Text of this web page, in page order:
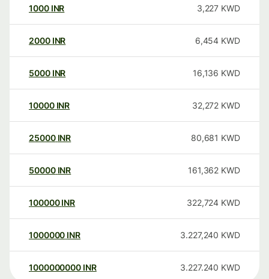
1000 INR 3,227 KWD
2000 INR 6,454 KWD
5000 INR 16,136 KWD
10000 INR 32,272 KWD
25000 INR 80,681 KWD
50000 INR 161,362 KWD
100000 INR 322,724 KWD
1000000 INR 3.227,240 KWD
1000000000 INR 3.227.240 KWD